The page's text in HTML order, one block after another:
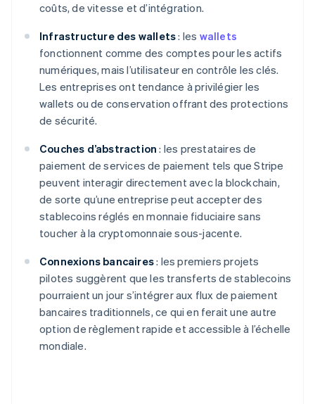
coûts, de vitesse et d’intégration.
Infrastructure des wallets: les wallets
fonctionnent comme des comptes pour les actifs
numériques, mais l’utilisateur en contrôle les clés.
Les entreprises ont tendance à privilégier les
wallets ou de conservation offrant des protections
de sécurité.
Couches d’abstraction : les prestataires de
paiement de services de paiement tels que Stripe
peuvent interagir directement avec la blockchain,
de sorte qu’une entreprise peut accepter des
stablecoins réglés en monnaie fiduciaire sans
toucher à la cryptomonnaie sous-jacente.
Connexions bancaires: les premiers projets
pilotes suggèrent que les transferts de stablecoins
pourraient un jour s’intégrer aux flux de paiement
bancaires traditionnels, ce qui en ferait une autre
option de règlement rapide et accessible à l’échelle
mondiale.